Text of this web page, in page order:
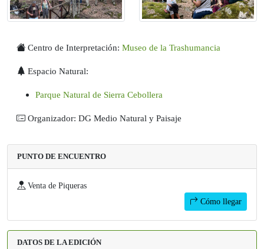
Centro de Interpretación: Museo de la Trashumancia
Espacio Natural:
Parque Natural de Sierra Cebollera
Organizador: DG Medio Natural y Paisaje
PUNTO DE ENCUENTRO
Venta de Piqueras
Cómo llegar
DATOS DE LA EDICIÓN